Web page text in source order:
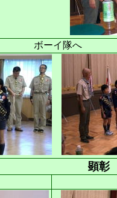
ボーイ隊へ
顕彰